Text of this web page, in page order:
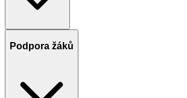
Podpora žáků